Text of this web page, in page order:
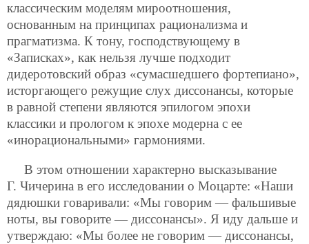
классическим моделям мироотношения,
основанным на принципах рационализма и
прагматизма. К тону, господствующему в
«Записках», как нельзя лучше подходит
дидеротовский образ «сумасшедшего фортепиано»,
исторгающего режущие слух диссонансы, которые
в равной степени являются эпилогом эпохи
классики и прологом к эпохе модерна с ее
«инорациональными» гармониями.
В этом отношении характерно высказывание
Г. Чичерина в его исследовании о Моцарте: «Наши
дядюшки говаривали: «Мы говорим — фальшивые
ноты, вы говорите — диссонансы». Я иду дальше и
утверждаю: «Мы более не говорим — диссонансы,